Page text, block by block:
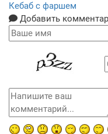
Кебаб с фаршем
Добавить